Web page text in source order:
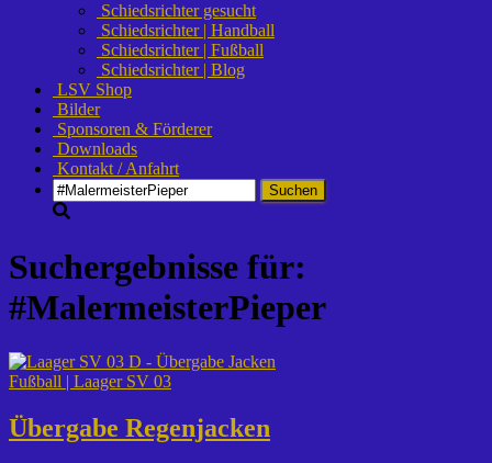
Schiedsrichter gesucht
Schiedsrichter | Handball
Schiedsrichter | Fußball
Schiedsrichter | Blog
LSV Shop
Bilder
Sponsoren & Förderer
Downloads
Kontakt / Anfahrt
Suchen
nach:
Suchergebnisse für:
#MalermeisterPieper
Fußball | Laager SV 03
Übergabe Regenjacken